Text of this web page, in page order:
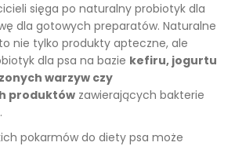
sięga po naturalny probiotyk dla
dla gotowych preparatów. Naturalne
nie tylko produkty apteczne, ale
dla psa na bazie kefiru, jogurtu
warzyw czy
produktów zawierających bakterie
pokarmów do diety psa może